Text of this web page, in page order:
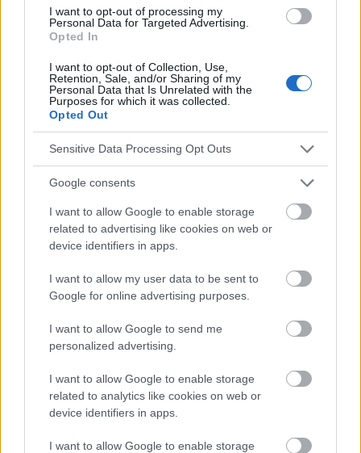
I want to opt-out of processing my
Personal Data for Targeted Advertising.
Opted In
I want to opt-out of Collection, Use,
Retention, Sale, and/or Sharing of my
Personal Data that Is Unrelated with the
Purposes for which it was collected.
Opted Out
Sensitive Data Processing Opt Outs
Google consents
I want to allow Google to enable storage
related to advertising like cookies on web or
device identifiers in apps.
I want to allow my user data to be sent to
Google for online advertising purposes.
I want to allow Google to send me
personalized advertising.
I want to allow Google to enable storage
related to analytics like cookies on web or
device identifiers in apps.
I want to allow Google to enable storage
Techniques respiratoires
Thérapie cognitivo-comportementale
Voir aussi en english deutsch español polskim
Le contenu et les documents de ce site Web sont éducatifs et
responsables des effets de leur utilisation. Avant d'utiliser les
absolument consulter votre médecin.